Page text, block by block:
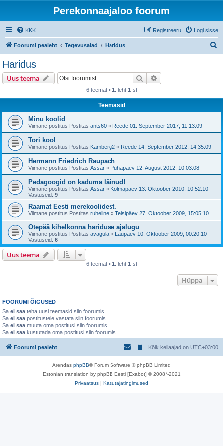
Perekonnaajaloo foorum
KKK Logi sisse
Registreeru
Foorumi pealeht Tegevusalad Haridus
Haridus
Uus teema Otsi
6 teemat • 1 . leht 1-st
Teemasid
Minu koolid
Viimane postitus Postitas ants60 « Reede 01. September 2017, 11:13:09
Tori kool
Viimane postitus Postitas Kamberg2 « Reede 14. September 2012, 14:35:09
Hermann Friedrich Raupach
Viimane postitus Postitas Assar « Pühapäev 12. August 2012, 10:03:08
Pedagoogid on kaduma läinud!
Viimane postitus Postitas Assar « Kolmapäev 13. Oktoober 2010, 10:52:10
Vastuseid: 9
Raamat Eesti merekoolidest.
Viimane postitus Postitas ruheline « Teisipäev 27. Oktoober 2009, 15:05:10
Otepää kihelkonna hariduse ajalugu
Viimane postitus Postitas avagula « Laupäev 10. Oktoober 2009, 00:20:10
Vastuseid: 6
Uus teema
6 teemat • 1 . leht 1-st
Hüppa
FOORUMI ÕIGUSED
Sa ei saa teha uusi teemasid siin foorumis
Sa ei saa postitustele vastata siin foorumis
Sa ei saa muuta oma postitusi siin foorumis
Sa ei saa kustutada oma postitusi siin foorumis
Foorumi pealeht Kõik kellaajad on UTC+03:00
Arendas phpBB® Forum Software © phpBB Limited
Estonian translation by phpBB Eesti [Exabot] © 2008*-2021
Privaatsus | Kasutajatingimused